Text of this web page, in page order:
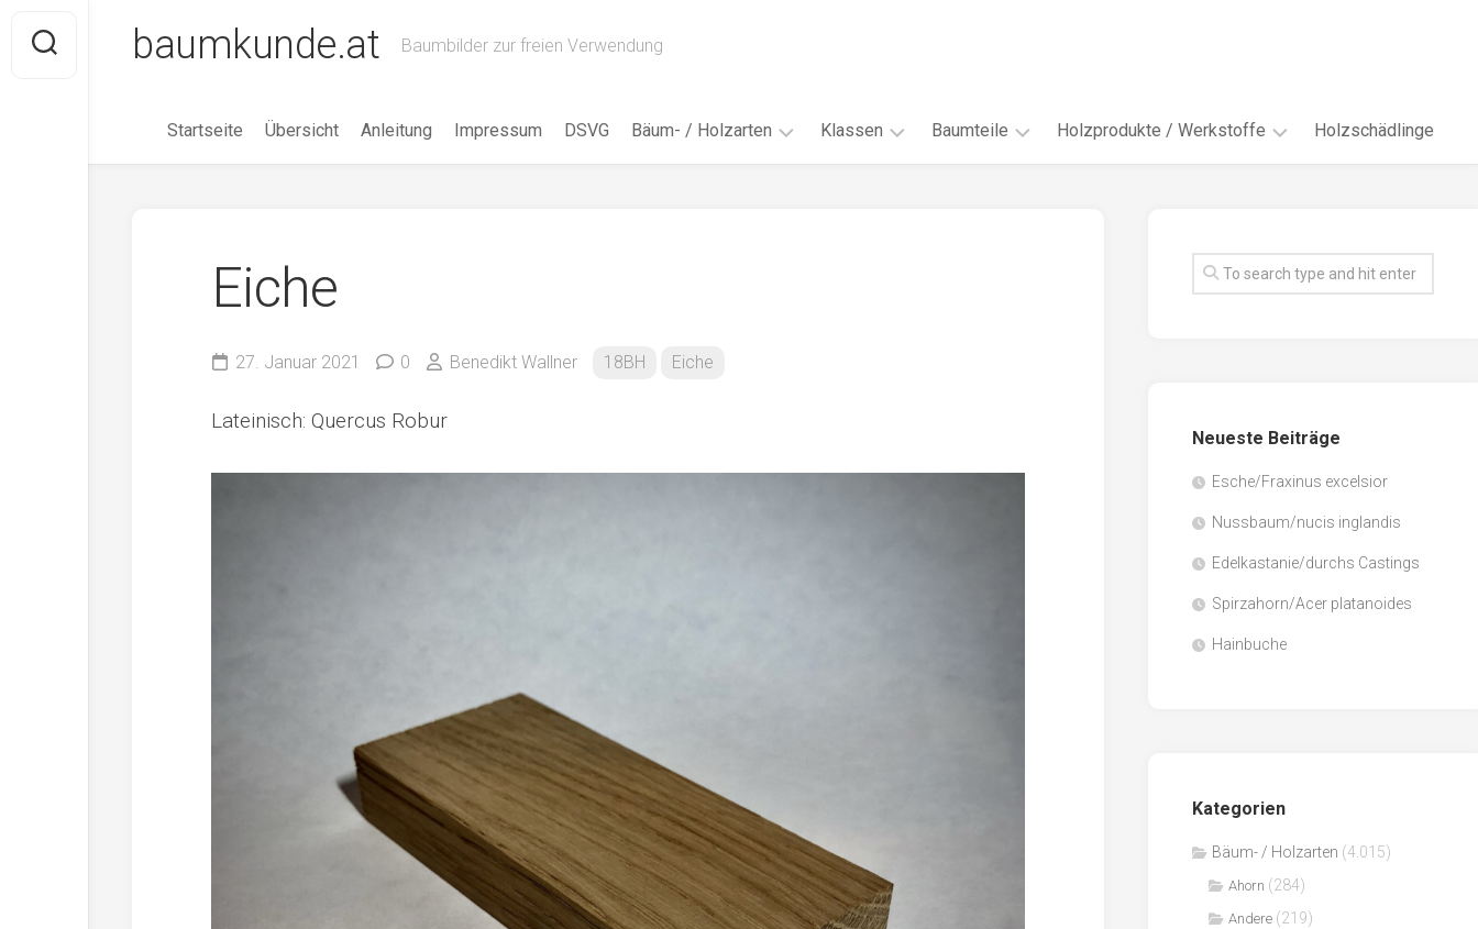
content
baumkunde.at Baumbilder zur freien Verwendung
Startseite Übersicht Anleitung Impressum DSVG Bäum- / Holzarten
Kastanie
Kiefer
Lärche
Linde
Mammutbaum
Klassen Baumteile Holzprodukte / Werkstoffe
Faserwerkstoffe
Sägenebenprodukte
Holzschädlinge
Eiche
27. Januar 2021 0 Benedikt Wallner 18BH Eiche
Lateinisch: Quercus Robur
Neueste Beiträge
Esche/Fraxinus excelsior
Nussbaum/nucis inglandis
Edelkastanie/durchs Castings
Spirzahorn/Acer platanoides
Hainbuche
Kategorien
Bäum- / Holzarten (4.015)
Ahorn (284)
Andere (219)